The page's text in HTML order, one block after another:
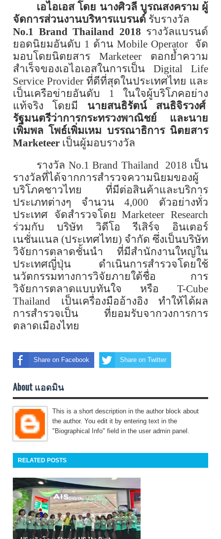
เอไอเอส โดย นางศิวลี บูรณสงคราม ผู้
จัดการส่วนงานบริหารแบรนด์ รับรางวัล
No.1 Brand Thailand 2018 รางวัลแบรนด์
ยอดนิยมอันดับ 1 ด้าน Mobile Operator จัด
มอบโดยนิตยสาร Marketeer ตอกย้ำความ
สำเร็จของเอไอเอสในการเป็น Digital Life
Service Provider ที่ดีที่สุดในประเทศไทย และ
เป็นเครือข่ายอันดับ
1
ในใจผู้บริโภคอย่าง
แท้จริง โดยมี นายสนธิรัตน์ สนธิจิรวงศ์
รัฐมนตรีว่าการกระทรวงพาณิชย์ และนาย
เพิ่มพล โพธ์เพิ่มเหม บรรณาธิการ นิตยสาร
Marketeer เป็นผู้มอบรางวัล
รางวัล No.1 Brand Thailand 2018 เป็น
รางวัลที่ได้จากการสำรวจความนิยมของผู้
บริโภคชาวไทย ที่มีต่อสินค้าและบริการ
ประเภทต่างๆ จำนวน4,000 ตัวอย่างทั่ว
ประเทศ จัดสำรวจโดย Marketeer Research
ร่วมกับ บริษัท วิดีโอ รีเสิร์จ อินเตอร์
เนชั่นแนล (ประเทศไทย) จำกัด ซึ่งเป็นบริษัท
วิจัยการตลาดชั้นนำ ที่มีสำนักงานใหญ่ใน
ประเทศญี่ปุ่น ดำเนินการสำรวจโดยใช้
นวัตกรรมทางการวิจัยภายใต้ชื่อ การ
วิจัยการตลาดแบบทันใจ หรือ T-Cube
Thailand เป็นเครื่องมืออ้างอิง ทำให้ได้ผล
การสำรวจเป็น ที่ยอมรับจากวงการการ
ตลาดเมืองไทย
Share on Facebook Share on Twitter
About แอดมิน
This is a short description in the author block about
the author. You edit it by entering text in the
"Biographical Info" field in the user admin panel.
RELATED POSTS